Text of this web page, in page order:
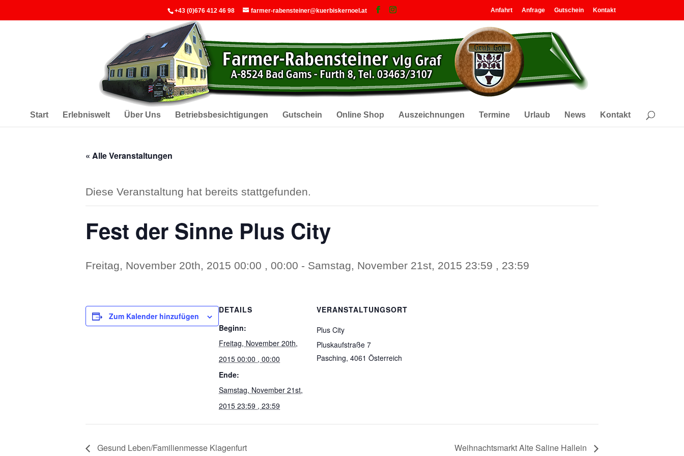
+43 (0)676 412 46 98 farmer-rabensteiner@kuerbiskernoel.at Anfahrt Anfrage Gutschein Kontakt
Start Erlebniswelt Über Uns Betriebsbesichtigungen Gutschein Online Shop Auszeichnungen Termine Urlaub News Kontakt
« Alle Veranstaltungen
Diese Veranstaltung hat bereits stattgefunden.
Fest der Sinne Plus City
Freitag, November 20th, 2015 00:00 , 00:00 - Samstag, November 21st, 2015 23:59 , 23:59
Zum Kalender hinzufügen
DETAILS
Beginn:
Freitag, November 20th,
2015 00:00 , 00:00
Ende:
Samstag, November 21st,
2015 23:59 , 23:59
VERANSTALTUNGSORT
Plus City
Pluskaufstraße 7
Pasching, 4061 Österreich
Gesund Leben/Familienmesse Klagenfurt Weihnachtsmarkt Alte Saline Hallein